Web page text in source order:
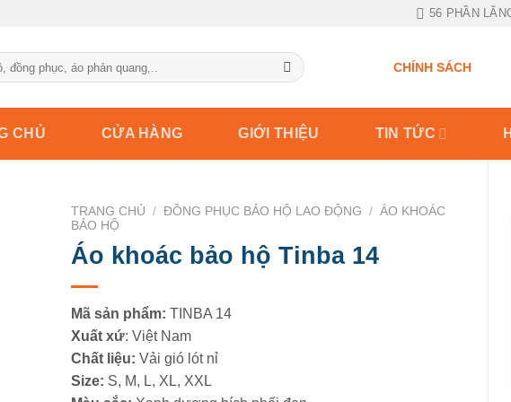
56 PHẦN
CHÍNH SÁCH
CHỦ CỬA HÀNG GIỚI THIỆU TIN TỨC
TRANG CHỦ / ĐỒNG PHỤC BẢO HỘ LAO ĐỘNG / ÁO KHOÁC
BẢO HỘ
Áo khoác bảo hộ Tinba 14
Mã sản phẩm: TINBA 14
Xuất xứ: Việt Nam
Chất liệu: Vải gió lót nỉ
Size: S, M, L, XL, XXL